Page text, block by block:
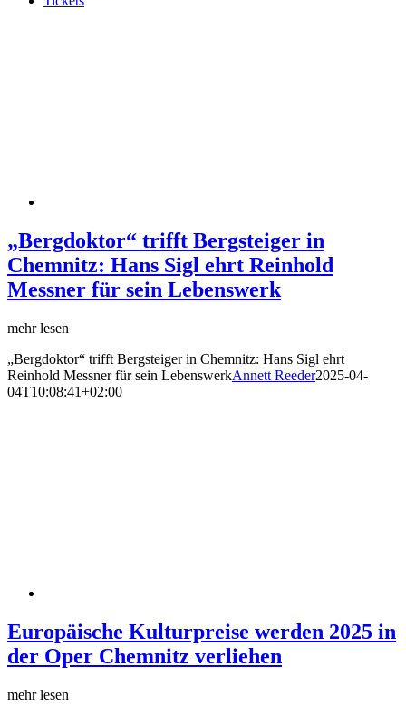
„Bergdoktor“ trifft Bergsteiger in
Chemnitz: Hans Sigl ehrt Reinhold
Messner für sein Lebenswerk
mehr lesen
„Bergdoktor“ trifft Bergsteiger in Chemnitz: Hans Sigl ehrt
Reinhold Messner für sein LebenswerkAnnett Reeder2025-04-
04T10:08:41+02:00
Europäische Kulturpreise werden 2025 in
der Oper Chemnitz verliehen
mehr lesen